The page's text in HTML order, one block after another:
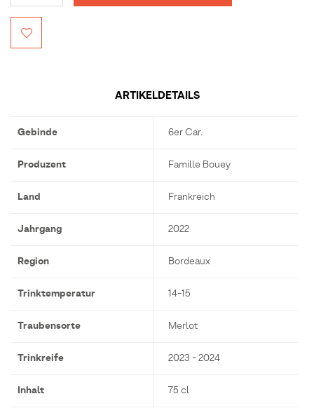
ARTIKELDETAILS
Gebinde 6er Car.
Produzent Famille Bouey
Land Frankreich
Jahrgang 2022
Region Bordeaux
Trinktemperatur 14-15
Traubensorte Merlot
Trinkreife 2023 - 2024
Inhalt 75 cl